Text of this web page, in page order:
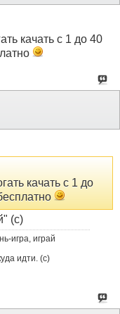
качать с 1 до 40
качать с 1 до
(с)
игра, играй
идти. (с)